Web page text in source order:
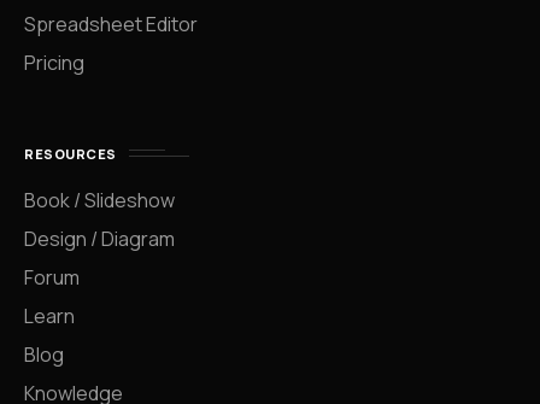
Spreadsheet Editor
Pricing
RESOURCES
Book / Slideshow
Design / Diagram
Forum
Learn
Blog
Knowledge